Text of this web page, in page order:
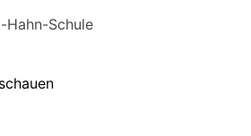
Schule